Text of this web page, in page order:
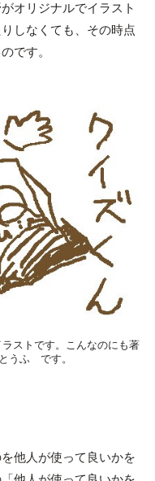
オリジナルでイラスト
しなくても、その時点
です。
ストです。こんなのにも著
うふ です。
他人が使って良いかを